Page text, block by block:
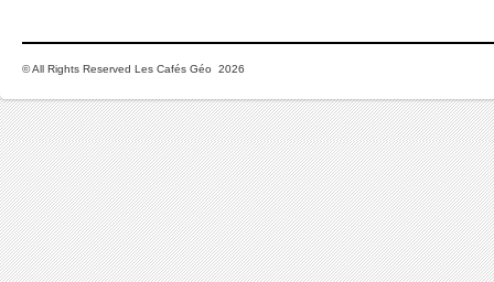
© All Rights Reserved Les Cafés Géo 2026